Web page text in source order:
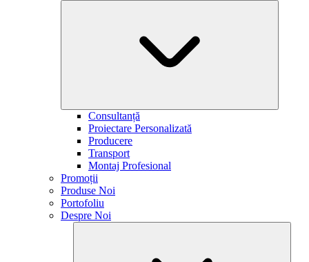
Consultanță
Proiectare Personalizată
Producere
Transport
Montaj Profesional
Promoții
Produse Noi
Portofoliu
Despre Noi